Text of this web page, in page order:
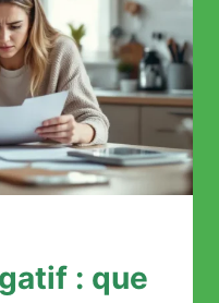
: que